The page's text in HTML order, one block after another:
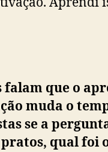
falam que o
muda o
se a
qual foi